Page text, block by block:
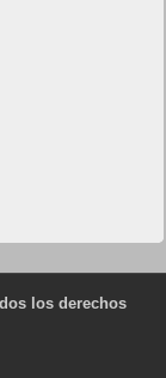
los derechos